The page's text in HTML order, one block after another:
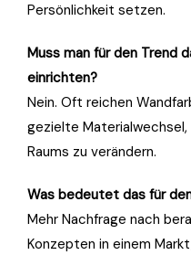
Persönlichkeit setzen.
Muss man für den Trend
einrichten?
Nein. Oft reichen
gezielte
Raums zu verändern.
Was bedeutet das für
Mehr Nachfrage nach
Konzepten in einem